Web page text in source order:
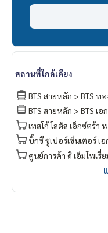
Khun Chanya: Tel.061-
+66 61
Line ID: @mcre
rust.
#luxury
m #rent # condo
do for rent #For rent
kok #rentcondo
rrent #Condo near the
ent #MRT #BTS
s Thonglor#Emporium
amai International
ospital #Thonglor
khumvit36 #thonglor
สถานที่ใกล้เคียง
BTS สายหลัก > BTS ท
BTS สายหลัก > BTS เอ
เทสโก้ โลตัส เอ็กซ์ตร้า
บิ๊กซี ซูเปอร์เซ็นเตอร์ เอ
ศูนย์การค้า ดิ เอ็มโพเรี่ย